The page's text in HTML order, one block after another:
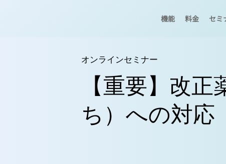
機能 料金 セミ
オンラインセミナー
【重要】改
ち）への対応